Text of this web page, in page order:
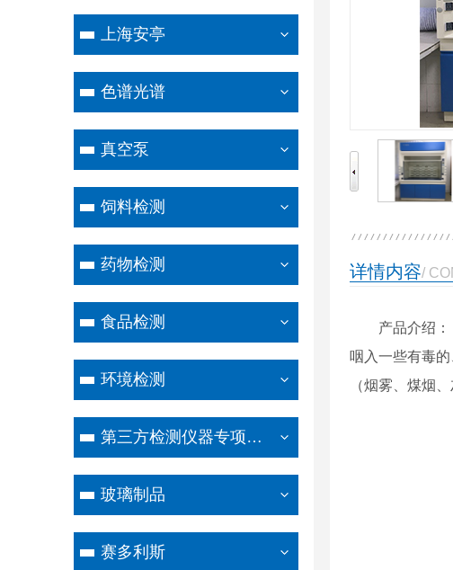
上海安亭
色谱光谱
真空泵
饲料检测
药物检测
食品检测
环境检测
第三方检测仪器专项设备
玻璃制品
赛多利斯
详情内容/
产品介绍
咽入一些有毒
（烟雾、煤烟